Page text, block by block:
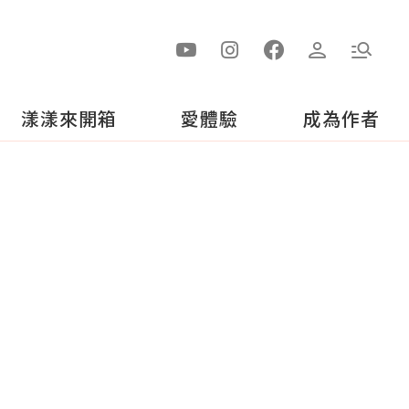
漾漾來開箱 愛體驗 成為作者